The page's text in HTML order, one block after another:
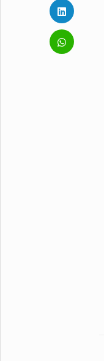
Entertainment
Fashion
Inspirasi